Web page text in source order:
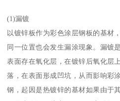
(1)漏镀
以镀锌板作为彩色涂层钢板的基材
同一位置也会发生漏涂现象。漏镀
表面存在氧化层，在镀锌后氧化层
落，在表面形成凹坑，从而影响彩
钢，起因是热镀锌的基材如果由于